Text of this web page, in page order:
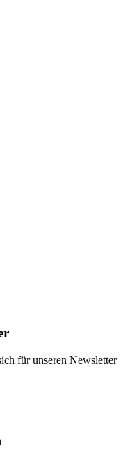
für unseren Newsletter